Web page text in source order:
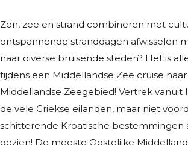
Zon, zee en strand combineren met
ontspannende stranddagen afwisselen
naar diverse bruisende steden? Het is
tijdens een Middellandse Zee cruise
Middellandse Zeegebied! Vertrek vanuit
de vele Griekse eilanden, maar niet
schitterende Kroatische bestemmingen
gezien! De meeste Oostelijke